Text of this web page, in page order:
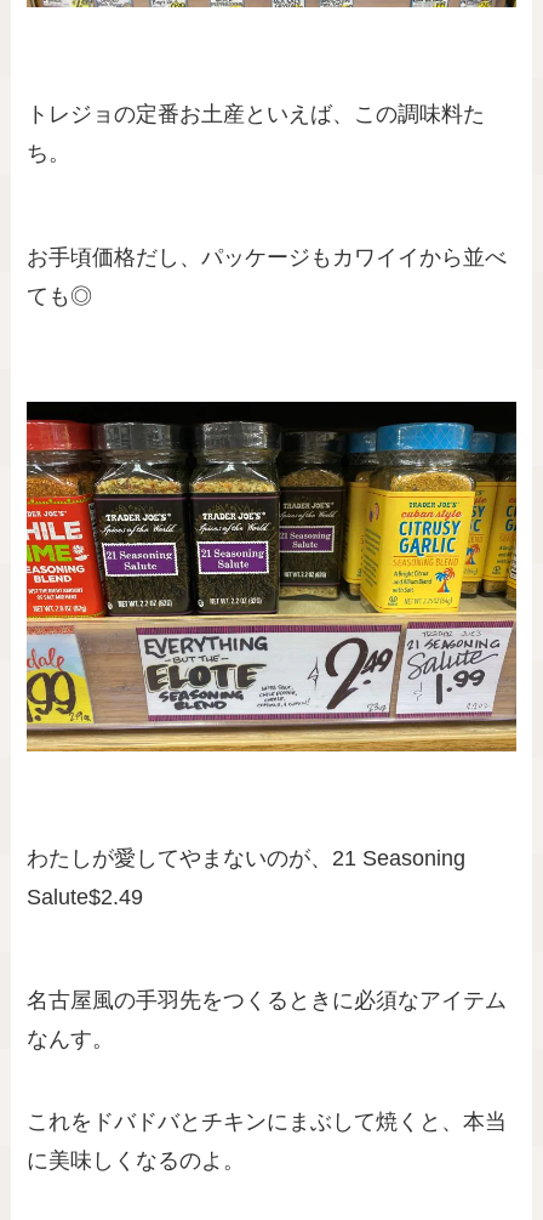
トレジョの定番お土産といえば、この調味料た
ち。
お手頃価格だし、パッケージもカワイイから並べ
ても◎
わたしが愛してやまないのが、21 Seasoning
Salute$2.49
名古屋風の手羽先をつくるときに必須なアイテム
なんす。
これをドバドバとチキンにまぶして焼くと、本当
に美味しくなるのよ。